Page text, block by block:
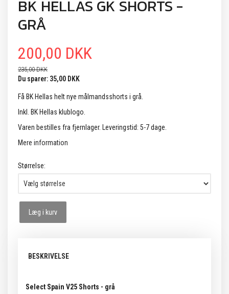
BK HELLAS GK SHORTS -
GRÅ
200,00 DKK
235,00 DKK
Du sparer: 35,00 DKK
Få BK Hellas helt nye målmandsshorts i grå.
Inkl. BK Hellas klublogo.
Varen bestilles fra fjernlager. Leveringstid: 5-7 dage.
Mere information
Størrelse:
Læg i kurv
BESKRIVELSE
Select Spain V25 Shorts - grå